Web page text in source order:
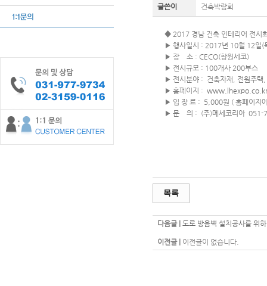
글쓴이 건축박람회
◆ 2017 경남 건축 인테리어 전시
▶ 행사일시 : 2017년 10월 12일(
▶ 장 소 : CECO(창원세코)
▶ 전시규모 : 100개사 200부스
▶ 전시분야 : 건축자재, 전원주택
▶ 홈페이지 : www.lhexpo.co.kr
▶ 입 장 료 : 5,000원 ( 홈페이지
▶ 문 의 : (주)메세코리아 051-
목록
다음글 | 도로 방음벽 설치공사를 위
이전글 | 이전글이 없습니다.